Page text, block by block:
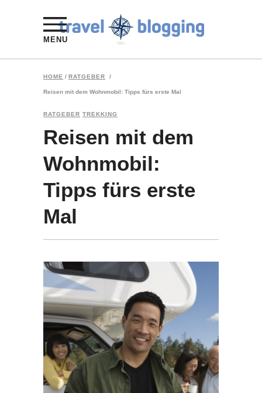
MENU
HOME / RATGEBER /
Reisen mit dem Wohnmobil: Tipps fürs erste Mal
RATGEBER TREKKING
Reisen mit dem
Wohnmobil:
Tipps fürs erste
Mal